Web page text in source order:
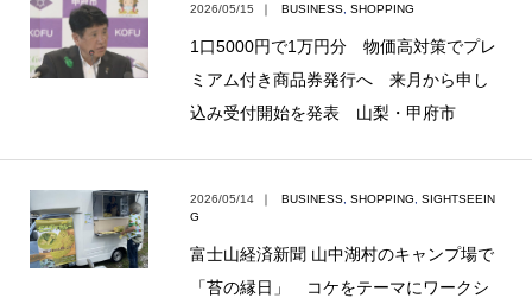
2026/05/15 ｜ BUSINESS SHOPPING
1口5000円で1万円分 物価高対策でプレ
ミアム付き商品券発行へ 来月から申し
込み受付開始を発表 山梨・甲府市
2026/05/14 ｜ BUSINESS SHOPPING
SIGHTSEEIN
G
富士山経済新聞 山中湖村のキャンプ場で
「苔の縁日」 コケをテーマにワークシ